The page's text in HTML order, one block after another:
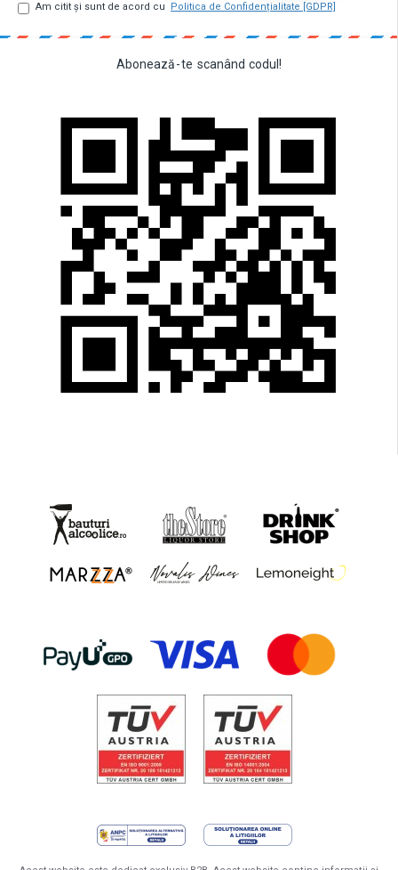
Am citit şi sunt de acord cu Politica de Confidențialitate [GDPR]
Abonează-te scanând codul!